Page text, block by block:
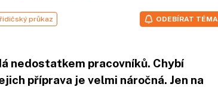
řidičský průkaz ODEBÍRAT TÉMA
nedostatkem pracovníků. Chybí
příprava je velmi náročná. Jen na